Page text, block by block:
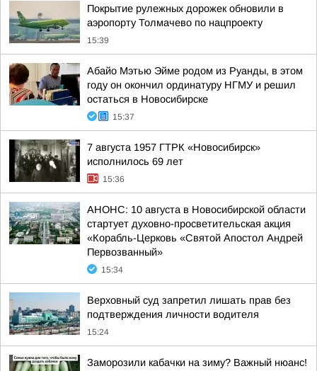
Покрытие рулежных дорожек обновили в
аэропорту Толмачево по нацпроекту
15:39
Абайо Мэтью Эйме родом из Руанды, в этом
году он окончил ординатуру НГМУ и решил
остаться в Новосибирске
15:37
7 августа 1957 ГТРК «Новосибирск»
исполнилось 69 лет
15:36
АНОНС: 10 августа в Новосибирской области
стартует духовно-просветительская акция
«Корабль-Церковь «Святой Апостол Андрей
Первозванный»
15:34
Верховный суд запретил лишать прав без
подтверждения личности водителя
15:24
Заморозили кабачки на зиму? Важный нюанс!